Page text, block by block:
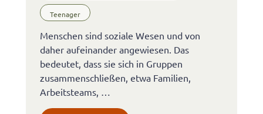
Teenager
Menschen sind soziale Wesen und von
daher aufeinander angewiesen. Das
bedeutet, dass sie sich in Gruppen
zusammenschließen, etwa Familien,
Arbeitsteams, …